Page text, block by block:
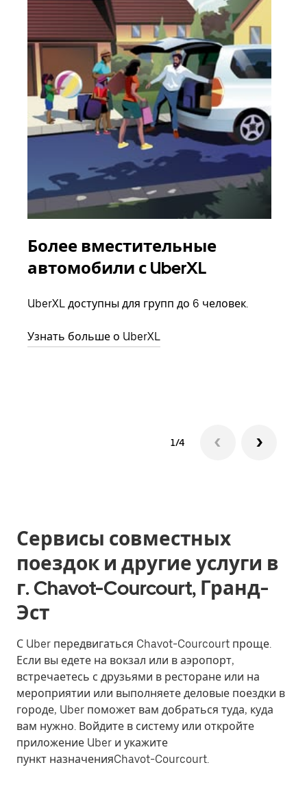
Более вместительные
автомобили с UberXL
UberXL доступны для групп до 6 человек.
Узнать больше о UberXL
1/4
Сервисы совместных
поездок и другие услуги в
г. Chavot-Courcourt, Гранд-
Эст
С Uber передвигаться Chavot-Courcourt проще.
Если вы едете на вокзал или в аэропорт,
встречаетесь с друзьями в ресторане или на
мероприятии или выполняете деловые поездки в
городе, Uber поможет вам добраться туда, куда
вам нужно. Войдите в систему или откройте
приложение Uber и укажите
пункт назначенияChavot-Courcourt.